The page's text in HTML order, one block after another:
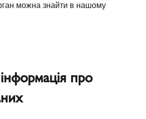
можна знайти в нашому
про